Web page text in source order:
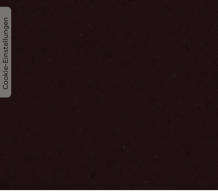
Cookie-Einstellungen